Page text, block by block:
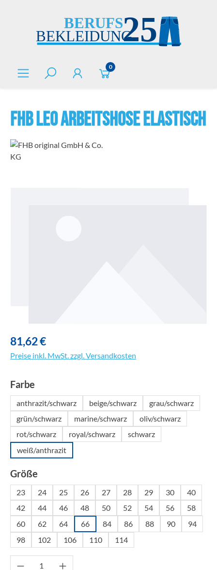
0
FHB LEO Arbeitshose elastisch
81,62 €
Preise inkl. MwSt. zzgl. Versandkosten
Farbe
anthrazit/schwarz beige/schwarz
grau/schwarz
grün/schwarz
marine/schwarz
oliv/schwarz
rot/schwarz
royal/schwarz
schwarz
weiß/anthrazit
Größe
23 24 25 26 27 28 29 30
40
42
44 46 48 50 52 54 56
58
60
62 64 66 84 86 88 90
94
98
102 106 110 114
Produkt Anzahl: Gib den gewünschten